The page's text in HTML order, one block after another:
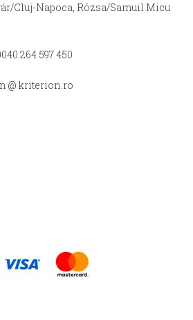
Cluj-Napoca, Rózsa/Samuil Micu
264 597 450
@ kriterion.ro